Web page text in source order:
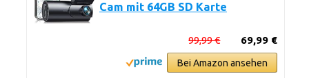
Cam mit 64GB SD Karte
69,99 €
99,99 €
Bei Amazon ansehen